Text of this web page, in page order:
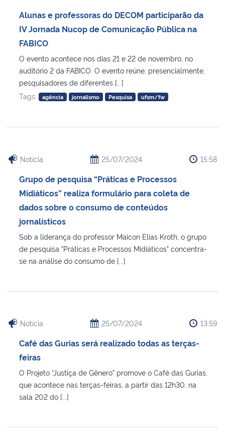
Ministério da Saúde
Ministério de Minas e Energia
Ministério da Ciência, Tecnologia, Inovações e Comunicações
Controladoria-Geral da União
Ministério da Mulher, da Família e dos Direitos Humanos
Secretaria-Geral
Advocacia-Geral da União
Banco Central do Brasil
Planalto
Alunas e professoras do DECOM participarão da
IV Jornada Nucop de Comunicação Pública na
FABICO
O evento acontece nos dias 21 e 22 de novembro, no
auditório 2 da FABICO. O evento reúne, presencialmente,
pesquisadores de diferentes [...]
Tags:
agência jornalismo Pesquisa ufsm/fw
Notícia 25/07/2024 15:58
Grupo de pesquisa “Práticas e Processos
Midiáticos” realiza formulário para coleta de
dados sobre o consumo de conteúdos
jornalísticos
Sob a liderança do professor Maicon Elias Kroth, o grupo
de pesquisa "Práticas e Processos Midiáticos" concentra-
se na análise do consumo de [...]
Notícia 25/07/2024 13:59
Café das Gurias será realizado todas as terças-
feiras
O Projeto “Justiça de Gênero” promove o Café das Gurias,
que acontece nas terças-feiras, a partir das 12h30, na
sala 202 do [...]